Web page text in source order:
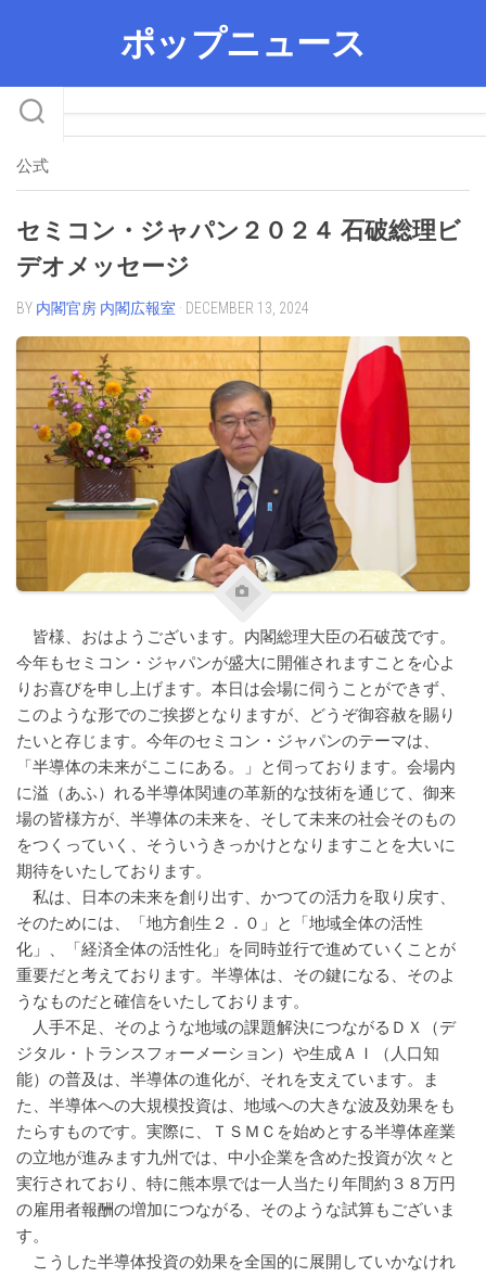
ポップニュース
公式
セミコン・ジャパン２０２４ 石破総理ビ
デオメッセージ
BY 内閣官房 内閣広報室 · DECEMBER 13, 2024
皆様、おはようございます。内閣総理大臣の石破茂です。
今年もセミコン・ジャパンが盛大に開催されますことを心よ
りお喜びを申し上げます。本日は会場に伺うことができず、
このような形でのご挨拶となりますが、どうぞ御容赦を賜り
たいと存じます。今年のセミコン・ジャパンのテーマは、
「半導体の未来がここにある。」と伺っております。会場内
に溢（あふ）れる半導体関連の革新的な技術を通じて、御来
場の皆様方が、半導体の未来を、そして未来の社会そのもの
をつくっていく、そういうきっかけとなりますことを大いに
期待をいたしております。
私は、日本の未来を創り出す、かつての活力を取り戻す、
そのためには、「地方創生２．０」と「地域全体の活性
化」、「経済全体の活性化」を同時並行で進めていくことが
重要だと考えております。半導体は、その鍵になる、そのよ
うなものだと確信をいたしております。
人手不足、そのような地域の課題解決につながるＤＸ（デ
ジタル・トランスフォーメーション）や生成ＡＩ（人口知
能）の普及は、半導体の進化が、それを支えています。ま
た、半導体への大規模投資は、地域への大きな波及効果をも
たらすものです。実際に、ＴＳＭＣを始めとする半導体産業
の立地が進みます九州では、中小企業を含めた投資が次々と
実行されており、特に熊本県では一人当たり年間約３８万円
の雇用者報酬の増加につながる、そのような試算もございま
す。
こうした半導体投資の効果を全国的に展開していかなけれ